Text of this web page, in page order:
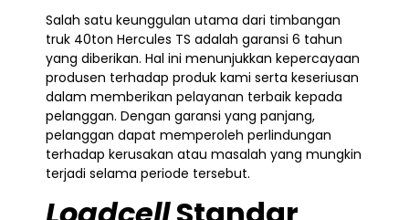
Salah satu keunggulan utama dari timbangan
truk 40ton Hercules TS adalah garansi 6 tahun
yang diberikan. Hal ini menunjukkan kepercayaan
produsen terhadap produk kami serta keseriusan
dalam memberikan pelayanan terbaik kepada
pelanggan. Dengan garansi yang panjang,
pelanggan dapat memperoleh perlindungan
terhadap kerusakan atau masalah yang mungkin
terjadi selama periode tersebut.